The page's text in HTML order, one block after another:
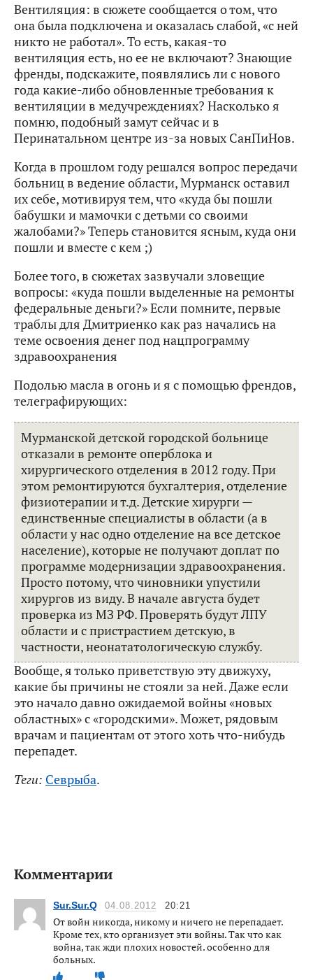
Вентиляция: в сюжете сообщается о том, что
она была подключена и оказалась слабой, «с ней
никто не работал». То есть, какая-то
вентиляция есть, но ее не включают? Знающие
френды, подскажите, появлялись ли с нового
года какие-либо обновленные требования к
вентиляции в медучреждениях? Насколько я
помню, подобный замут сейчас и в
Перинатальном центре из-за новых СанПиНов.
Когда в прошлом году решался вопрос передачи
больниц в ведение области, Мурманск оставил
их себе, мотивируя тем, что «куда бы пошли
бабушки и мамочки с детьми со своими
жалобами?» Теперь становится ясным, куда они
пошли и вместе с кем ;)
Более того, в сюжетах зазвучали зловещие
вопросы: «куда пошли выделенные на ремонты
федеральные деньги?» Если помните, первые
траблы для Дмитриенко как раз начались на
теме освоения денег под нацпрограмму
здравоохранения
Подолью масла в огонь и я с помощью френдов,
телеграфирующих:
Мурманской детской городской больнице
отказали в ремонте оперблока и
хирургического отделения в 2012 году. При
этом ремонтируются бухгалтерия, отделение
физиотерапии и т.д. Детские хирурги —
единственные специалисты в области (а в
области у нас одно отделение на все детское
население), которые не получают доплат по
программе модернизации здравоохранения.
Просто потому, что чиновники упустили
хирургов из виду. В начале августа будет
проверка из МЗ РФ. Проверять будут ЛПУ
области и с пристрастием детскую, в
частности, неонататологическую службу.
Вообще, я только приветствую эту движуху,
какие бы причины не стояли за ней. Даже если
это начало давно ожидаемой войны «новых
областных» с «городскими». Может, рядовым
врачам и пациентам от этого хоть что-нибудь
перепадет.
Теги: Севрыба.
Комментарии
Sur.Sur.Q 04.08.2012 20:21
От войн никогда, никому и ничего не перепадает.
Кроме тех, кто организует эти войны. Так что как
война, так жди плохих новостей. особенно для
больных.